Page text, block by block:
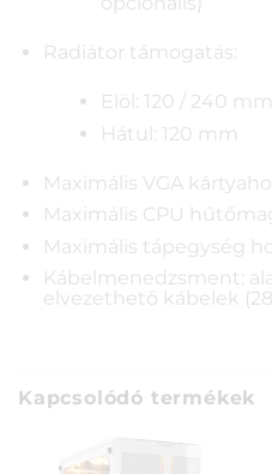
Radiátor támogatás:
Elöl: 120 / 240 mm
Hátul: 120 mm
Maximális VGA
Maximális CPU
Maximális tápegység
Kábelmenedzsment:
elvezethető kábelek
Kapcsolódó termékek